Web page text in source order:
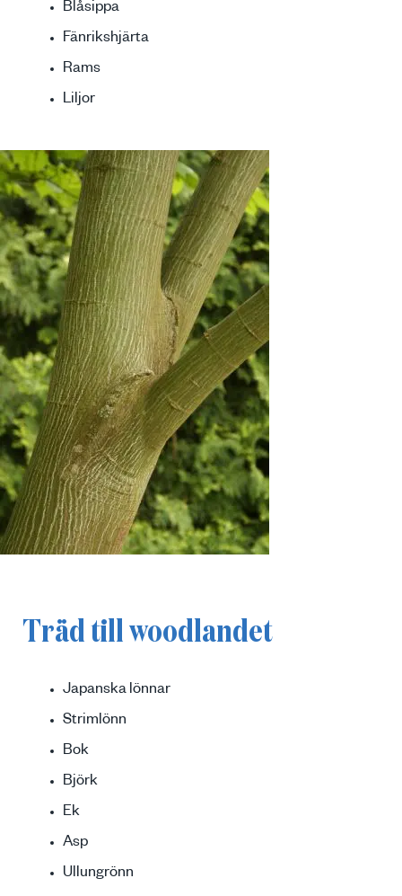
Blåsippa
Fänrikshjärta
Rams
Liljor
Träd till woodlandet
Japanska lönnar
Strimlönn
Bok
Björk
Ek
Asp
Ullungrönn